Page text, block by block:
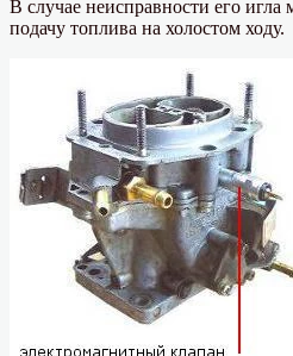
В случае неисправности его
подачу топлива на холостом ходу.